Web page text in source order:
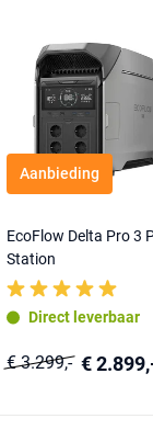
Aanbieding
EcoFlow Delta Pro 3
Station
Direct leverbaar
€ 3.299,- €